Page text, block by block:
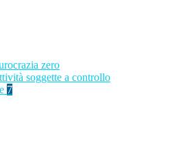
zero
soggette a controllo
7